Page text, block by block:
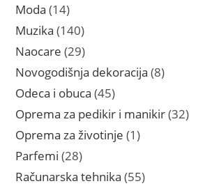
Moda 1414
proizvoda
Muzika 140140
proizvoda
Naocare 2929
proizvoda
Novogodišnja dekoracija 88
Odeca i obuca 4545
proizvoda
Oprema za pedikir i manikir 3232
Oprema za životinje 11
Parfemi 2828
proizvoda
Računarska tehnika 5555